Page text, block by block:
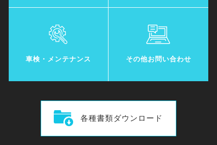
車検・メンテナンス その他お問い合わせ
各種書類ダウンロード